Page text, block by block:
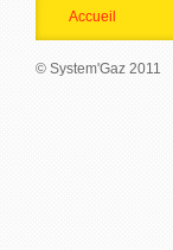
Accueil
© System'Gaz 2011